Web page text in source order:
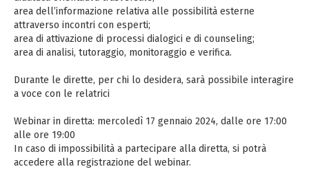
area dell’informazione relativa alle possibilità esterne
attraverso incontri con esperti;
area di attivazione di processi dialogici e di counseling;
area di analisi, tutoraggio, monitoraggio e verifica.
Durante le dirette, per chi lo desidera, sarà possibile interagire
a voce con le relatrici
Webinar in diretta: mercoledì 17 gennaio 2024, dalle ore 17:00
alle ore 19:00
In caso di impossibilità a partecipare alla diretta, si potrà
accedere alla registrazione del webinar.